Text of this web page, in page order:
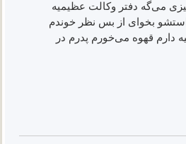
می‌گه دفتر وکالت عظیمیه
بخوای از بس نظر خوندم
دارم قهوه می‌خورم پدرم در